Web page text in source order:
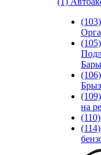
(105)
Бары
(106)
на